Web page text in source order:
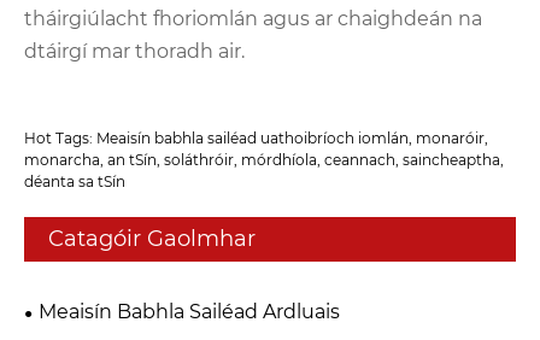
tháirgiúlacht fhoriomlán agus ar chaighdeán na
dtáirgí mar thoradh air.
Hot Tags: Meaisín babhla sailéad uathoibríoch iomlán, monaróir,
monarcha, an tSín, soláthróir, mórdhíola, ceannach, saincheaptha,
déanta sa tSín
Catagóir Gaolmhar
Meaisín Babhla Sailéad Ardluais